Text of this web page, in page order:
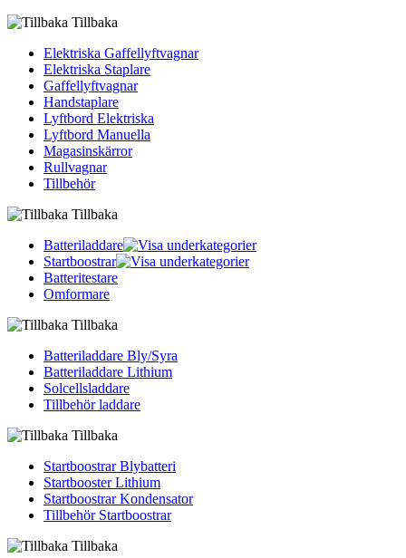
Tillbaka
Elektriska Gaffellyftvagnar
Elektriska Staplare
Gaffellyftvagnar
Handstaplare
Lyftbord Elektriska
Lyftbord Manuella
Magasinskärror
Rullvagnar
Tillbehör
Tillbaka
Batteriladdare
Startboostrar
Batteritestare
Omformare
Tillbaka
Batteriladdare Bly/Syra
Batteriladdare Lithium
Solcellsladdare
Tillbehör laddare
Tillbaka
Startboostrar Blybatteri
Startbooster Lithium
Startboostrar Kondensator
Tillbehör Startboostrar
Tillbaka